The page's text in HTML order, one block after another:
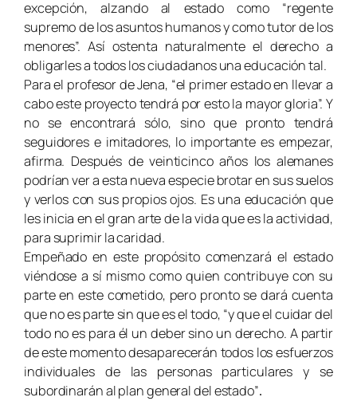
excepción, alzando al estado como “regente
supremo de los asuntos humanos y como tutor de los
menores”. Así ostenta naturalmente el derecho a
obligarles a todos los ciudadanos una educación tal.
Para el profesor de Jena, “el primer estado en llevar a
cabo este proyecto tendrá por esto la mayor gloria”. Y
no se encontrará sólo, sino que pronto tendrá
seguidores e imitadores, lo importante es empezar,
afirma. Después de veinticinco años los alemanes
podrían ver a esta nueva especie brotar en sus suelos
y verlos con sus propios ojos. Es una educación que
les inicia en el gran arte de la vida que es la actividad,
para suprimir la caridad.
Empeñado en este propósito comenzará el estado
viéndose a sí mismo como quien contribuye con su
parte en este cometido, pero pronto se dará cuenta
que no es parte sin que es el todo, “y que el cuidar del
todo no es para él un deber sino un derecho. A partir
de este momento desaparecerán todos los esfuerzos
individuales de las personas particulares y se
subordinarán al plan general del estado”.